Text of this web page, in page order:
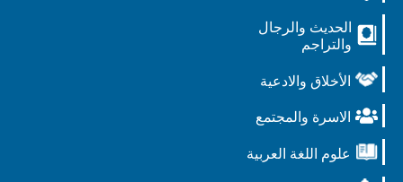
الحديث والرجال
والتراجم
الأخلاق والادعية
الاسرة والمجتمع
علوم اللغة العربية